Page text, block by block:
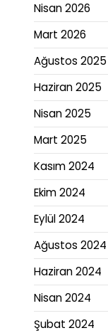
Nisan 2026
Mart 2026
Ağustos 2025
Haziran 2025
Nisan 2025
Mart 2025
Kasım 2024
Ekim 2024
Eylül 2024
Ağustos 2024
Haziran 2024
Nisan 2024
Şubat 2024